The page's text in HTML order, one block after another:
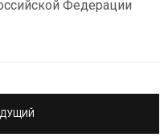
Федерации